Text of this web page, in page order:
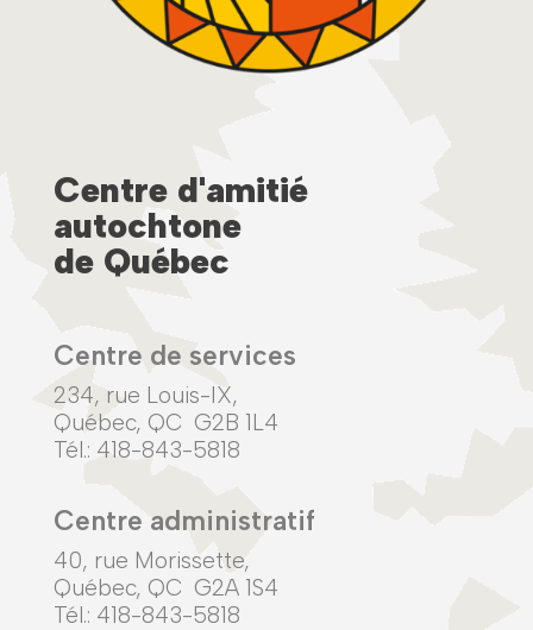
Centre d'amitié
autochtone
de Québec
Centre de services
234, rue Louis-IX,
Québec, QC G2B 1L4
Tél.: 418-843-5818
Centre administratif
40, rue Morissette,
Québec, QC G2A 1S4
Tél.: 418-843-5818